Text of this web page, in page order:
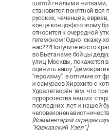
шитой гнилыми нитками,
становится понятной вся
русских, чеченцев,
конце концов}кто этому
относится к
гегемоном! Одно скажу-
нас???Получите во сто
во Вьетанаме бойцы
улиц Москвы, покажется
оценить вашу
"героизму", в отличие от
и самураев Хирохито с
Удовлетворён тем. что
прророчества наших
последних лет и нашей
[Комментарий
"Кавказский Узел".]